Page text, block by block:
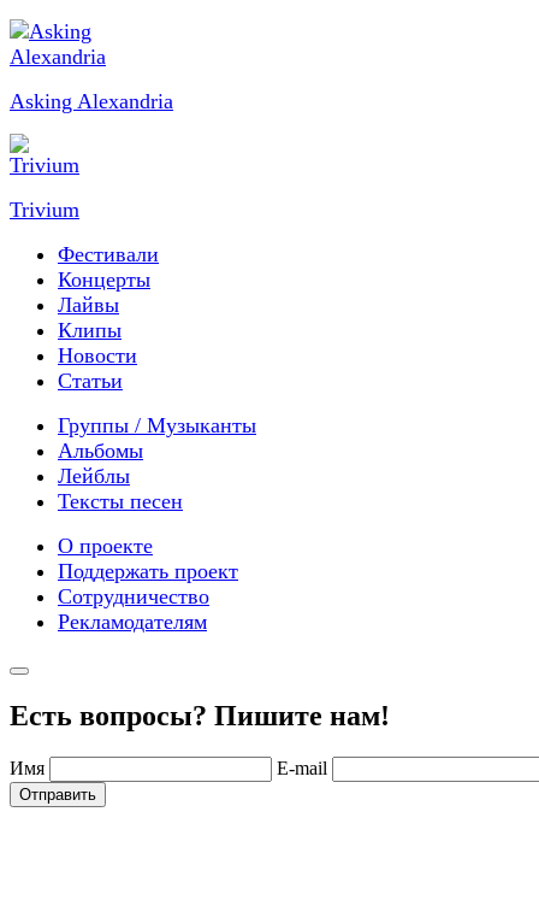
Asking Alexandria
Trivium
Фестивали
Концерты
Лайвы
Клипы
Новости
Статьи
Группы / Музыканты
Альбомы
Лейблы
Тексты песен
О проекте
Поддержать проект
Сотрудничество
Рекламодателям
Есть вопросы? Пишите нам!
Имя E-mail